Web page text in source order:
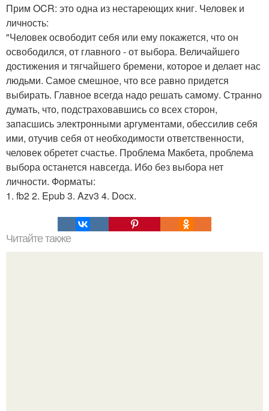
Прим OCR: это одна из нестареющих книг. Человек и
личность:
"Человек освободит себя или ему покажется, что он
освободился, от главного - от выбора. Величайшего
достижения и тягчайшего бремени, которое и делает нас
людьми. Самое смешное, что все равно придется
выбирать. Главное всегда надо решать самому. Странно
думать, что, подстраховавшись со всех сторон,
запасшись электронными аргументами, обессилив себя
ими, отучив себя от необходимости ответственности,
человек обретет счастье. Проблема Макбета, проблема
выбора останется навсегда. Ибо без выбора нет
личности. Форматы:
1. fb2 2. Epub 3. Azv3 4. Docx.
Читайте также